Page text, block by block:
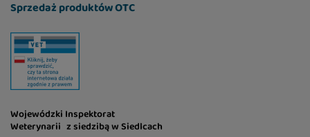
Sprzedaż produktów OTC
Wojewódzki Inspektorat
Weterynarii z siedzibą w Siedlcach